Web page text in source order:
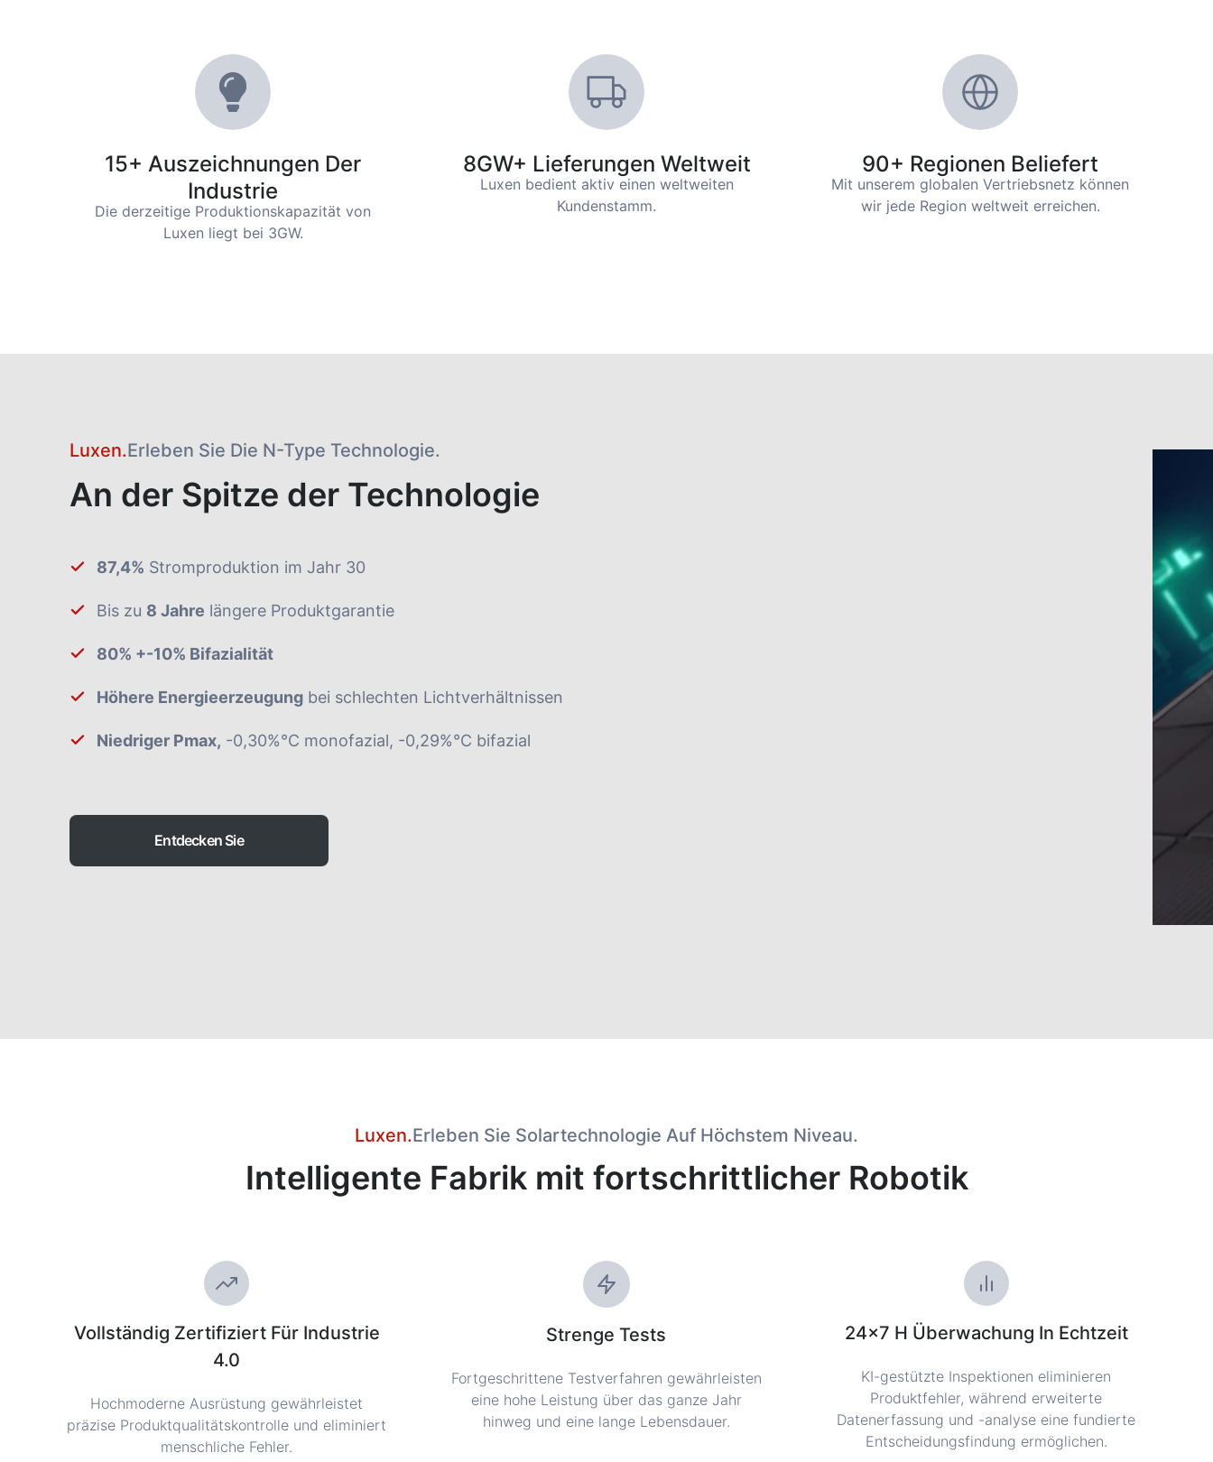
15+ Auszeichnungen Der
Industrie
Die derzeitige Produktionskapazität von
Luxen liegt bei 3GW.
8GW+ Lieferungen Weltweit
Luxen bedient aktiv einen weltweiten
Kundenstamm.
90+ Regionen Beliefert
Mit unserem globalen Vertriebsnetz können
wir jede Region weltweit erreichen.
Luxen.Erleben Sie Die N-Type Technologie.
An der Spitze der Technologie
87,4% Stromproduktion im Jahr 30
Bis zu 8 Jahre längere Produktgarantie
80% +-10% Bifazialität
Höhere Energieerzeugung bei schlechten Lichtverhältnissen
Niedriger Pmax, -0,30%°C monofazial, -0,29%°C bifazial
Entdecken Sie
Luxen.Erleben Sie Solartechnologie Auf Höchstem Niveau.
Intelligente Fabrik mit fortschrittlicher Robotik
Vollständig Zertifiziert Für Industrie
4.0
Hochmoderne Ausrüstung gewährleistet
präzise Produktqualitätskontrolle und eliminiert
menschliche Fehler.
Strenge Tests
Fortgeschrittene Testverfahren gewährleisten
eine hohe Leistung über das ganze Jahr
hinweg und eine lange Lebensdauer.
24×7 H Überwachung In Echtzeit
KI-gestützte Inspektionen eliminieren
Produktfehler, während erweiterte
Datenerfassung und -analyse eine fundierte
Entscheidungsfindung ermöglichen.